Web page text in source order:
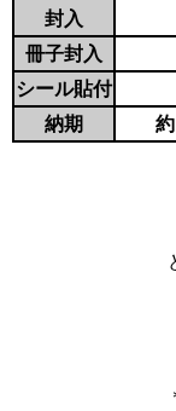
封入
冊子封入
シール貼付
納期